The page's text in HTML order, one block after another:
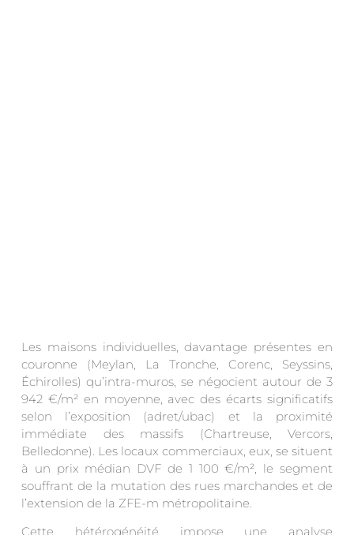
Les maisons individuelles, davantage présentes en
couronne (Meylan, La Tronche, Corenc, Seyssins,
Échirolles) qu’intra-muros, se négocient autour de 3
942 €/m² en moyenne, avec des écarts significatifs
selon l’exposition (adret/ubac) et la proximité
immédiate des massifs (Chartreuse, Vercors,
Belledonne). Les locaux commerciaux, eux, se situent
à un prix médian DVF de 1 100 €/m², le segment
souffrant de la mutation des rues marchandes et de
l’extension de la ZFE-m métropolitaine.
Cette hétérogénéité impose une analyse